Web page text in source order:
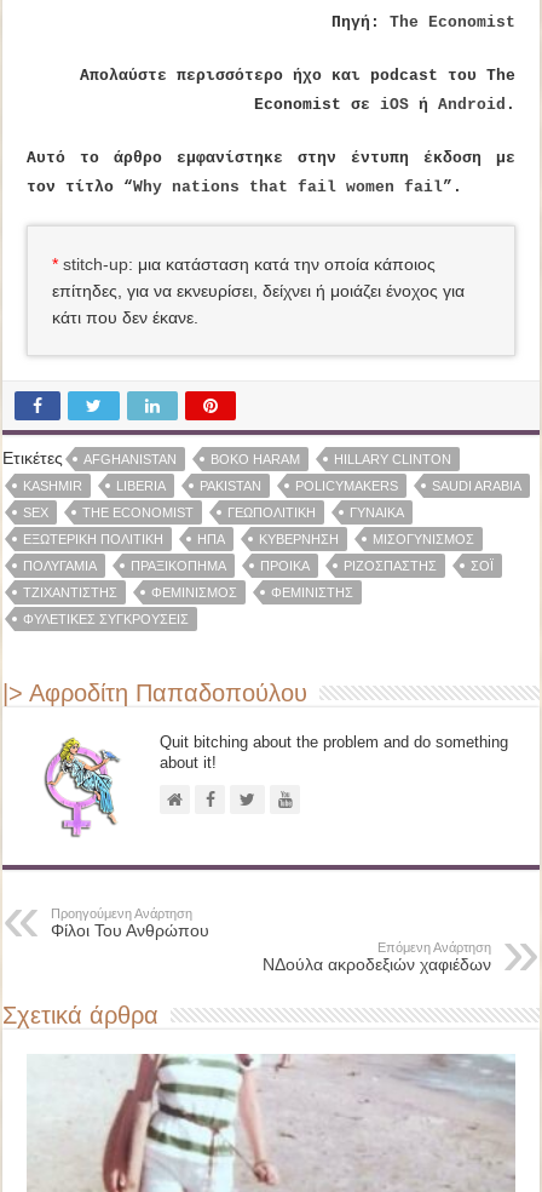
Πηγή: The Economist
Απολαύστε περισσότερο ήχο και podcast του The
Economist σε iOSή Android .
Αυτό το άρθρο εμφανίστηκε στην έντυπη έκδοση με
τον τίτλο “Why nations that fail women fail”.
* stitch-up: μια κατάσταση κατά την οποία κάποιος
επίτηδες, για να εκνευρίσει, δείχνει ή μοιάζει ένοχος για
κάτι που δεν έκανε.
Ετικέτες AFGHANISTAN BOKO HARAM
HILLARY CLINTON
KASHMIR
LIBERIA PAKISTAN POLICYMAKERS
SAUDI ARABIA
SEX
THE ECONOMIST ΓΕΩΠΟΛΙΤΙΚΉ
ΓΥΝΑΊΚΑ
ΕΞΩΤΕΡΙΚΉ ΠΟΛΙΤΙΚΉ
ΗΠΑ ΚΥΒΈΡΝΗΣΗ
ΜΙΣΟΓΥΝΙΣΜΌΣ
ΠΟΛΥΓΑΜΊΑ
ΠΡΑΞΙΚΌΠΗΜΑ ΠΡΟΊΚΑ ΡΙΖΟΣΠΆΣΤΗΣ
ΣΌΙ
ΤΖΙΧΑΝΤΙΣΤΉΣ
ΦΕΜΙΝΙΣΜΌΣ
ΦΕΜΙΝΙΣΤΉΣ
ΦΥΛΕΤΙΚΈΣ ΣΥΓΚΡΟΎΣΕΙΣ
|> Αφροδίτη Παπαδοπούλου
Quit bitching about the problem and do something
about it!
Προηγούμενη Ανάρτηση
Φίλοι Του Ανθρώπου
Επόμενη Ανάρτηση
ΝΔούλα ακροδεξιών χαφιέδων
Σχετικά άρθρα